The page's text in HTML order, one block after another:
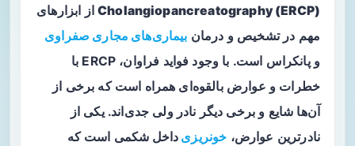
Cholangiopancreatography (ERCP)از ابزارهای
مهم در تشخیص و درمان بیماری‌های مجاری صفراوی
و پانکراس است. با وجود فواید فراوان، ERCP با
خطرات و عوارض بالقوه‌ای همراه است که برخی از
آن‌ها شایع و برخی دیگر نادر ولی جدی‌اند. یکی از
نادرترین عوارض، خونریزی داخل شکمی است که